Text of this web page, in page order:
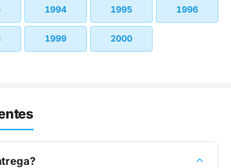
1994 1995 1996
1999 2000